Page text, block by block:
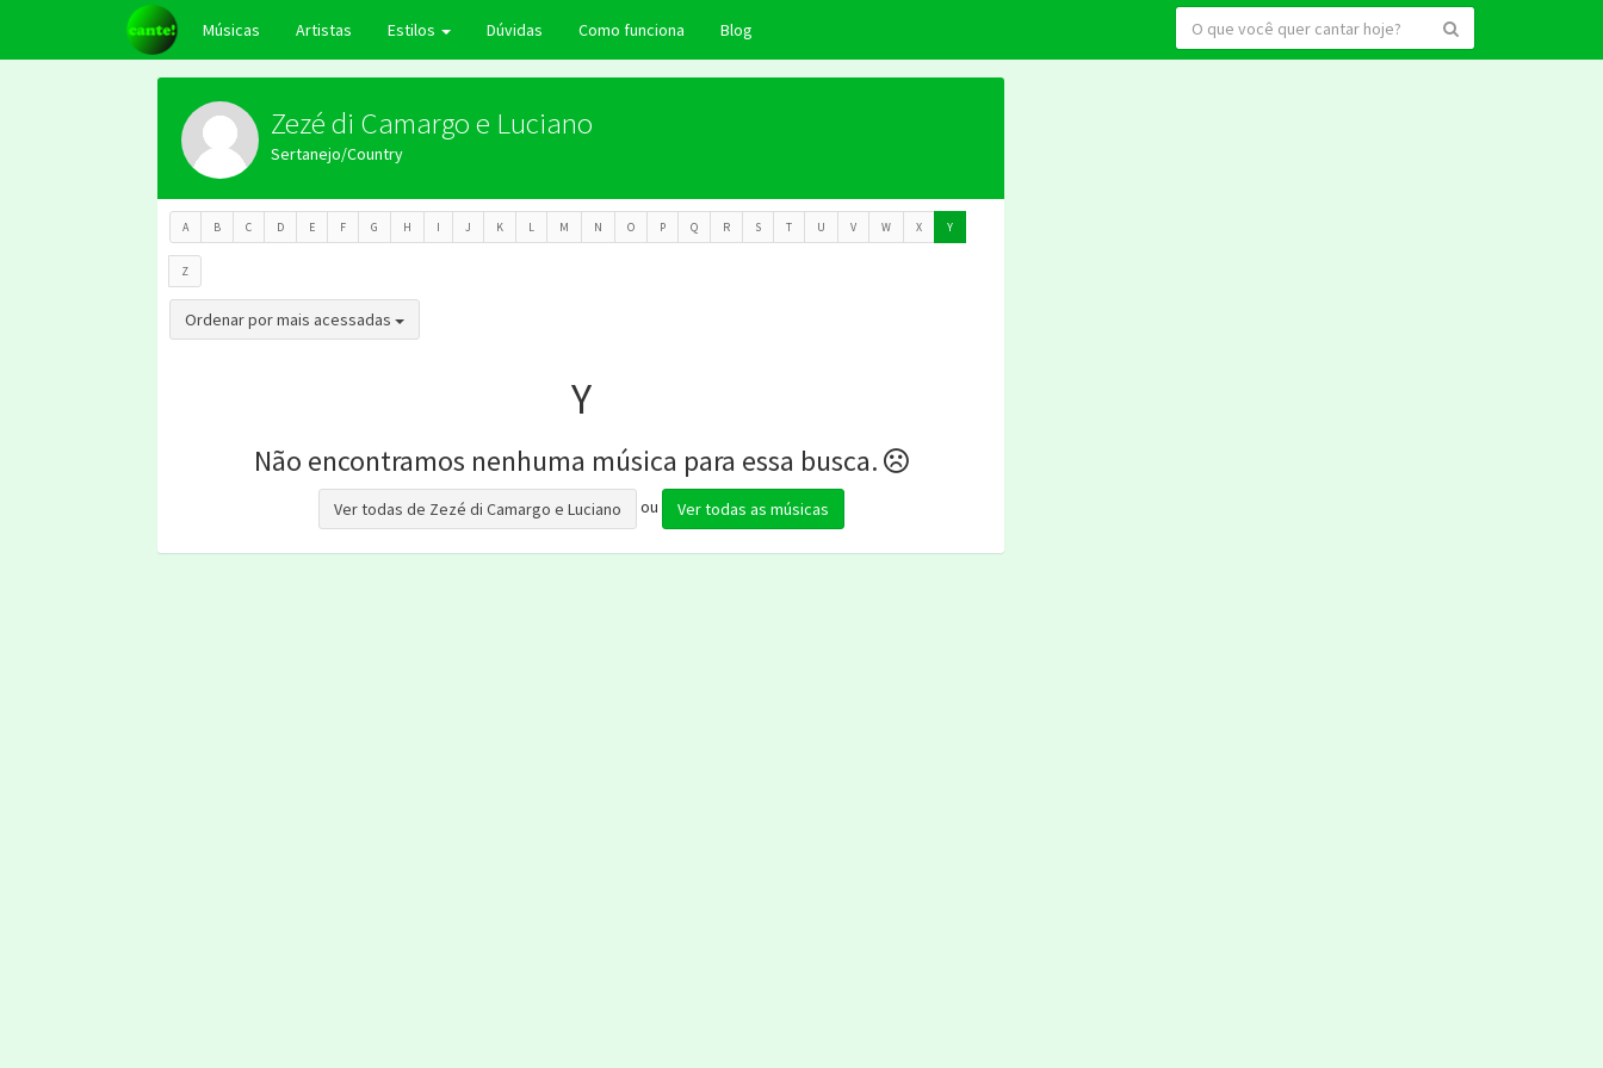
Músicas Artistas Estilos Dúvidas Como funciona Blog
Zezé di Camargo e Luciano
Sertanejo/Country
A B C D E F G H I J K L M N O P Q R S T U V W X Y
Z
Ordenar por mais acessadas Toggle Dropdown
Y
Não encontramos nenhuma música para essa busca.
Ver todas de Zezé di Camargo e Luciano ou Ver todas as músicas